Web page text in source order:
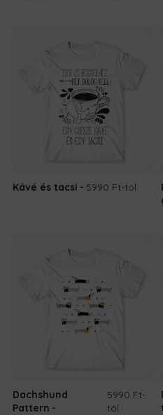
Kávé és tacsi 5990 Ft-tól
Dachshund
Pattern
5990 Ft-
tól